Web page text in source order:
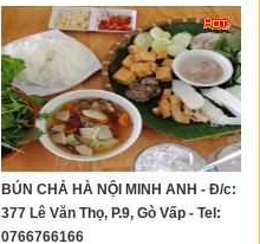
BÚN CHẢ HÀ NỘI MINH ANH - Đ/c:
377 Lê Văn Thọ, P.9, Gò Vấp - Tel:
0766766166